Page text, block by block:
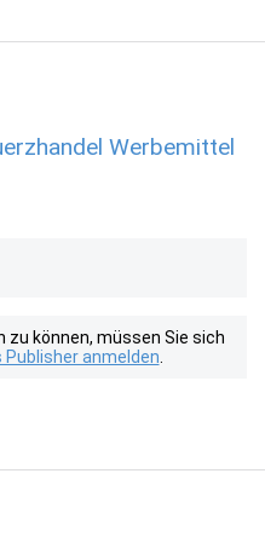
Werbemittel
können, müssen Sie sich
Publisher anmelden